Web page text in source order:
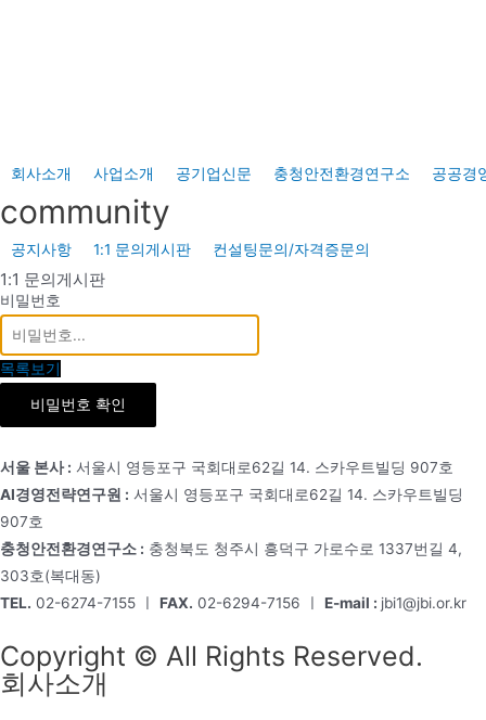
뛰
기
회사소개 사업소개 공기업신문 충청안전환경연구소 공공경
community
공지사항 1:1 문의게시판 컨설팅문의/자격증문의
1:1 문의게시판
비밀번호
목록보기
비밀번호 확인
서울 본사 : 서울시 영등포구 국회대로62길 14. 스카우트빌딩 907호
AI경영전략연구원 : 서울시 영등포구 국회대로62길 14. 스카우트빌딩
907호
충청안전환경연구소 : 충청북도 청주시 흥덕구 가로수로 1337번길 4,
303호(복대동)
TEL. 02-6274-7155 ㅣ FAX. 02-6294-7156 ㅣ E-mail : jbi1@jbi.or.kr
Copyright © All Rights Reserved.
회사소개